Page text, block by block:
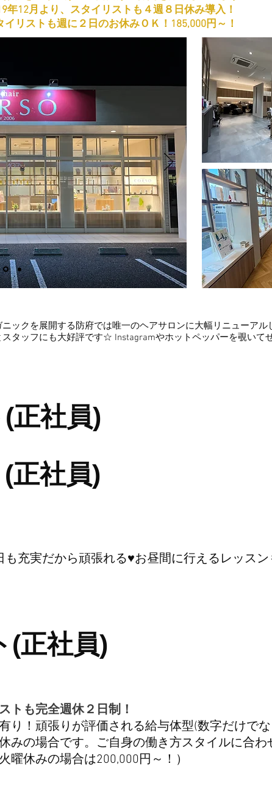
年12月より、スタイリストも４週８日休み導入！
イリストも週に２日のお休みＯＫ！185,000円～！
ックを展開する防府では唯一のヘアサロンに大幅リニューア
タッフにも大好評です☆ Instagramやホットペッパーを覗いて
正社員)
正社員)
も充実だから頑張れる♥お昼間に行えるレッス
(正社員)
トも完全週休２日制！
り！頑張りが評価される給与体型(数字だけでな
みの場合です。ご自身の働き方スタイルに合わ
曜休みの場合は200,000円～！）